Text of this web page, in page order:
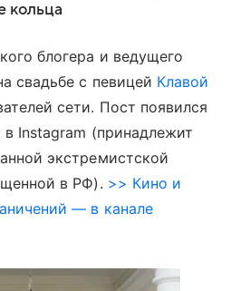
кольца
блогера и ведущего
свадьбе с певицей Клавой
сети. Пост появился
в Instagram (принадлежит
экстремистской
в РФ). >> Кино и
— в канале